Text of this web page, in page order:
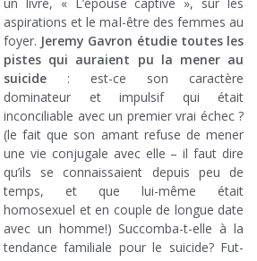
aspirations et le mal-être des femmes au
foyer. Jeremy Gavron étudie toutes les
pistes qui auraient pu la mener au
suicide : est-ce son caractère
dominateur et impulsif qui était
inconciliable avec un premier vrai échec ?
(le fait que son amant refuse de mener
une vie conjugale avec elle – il faut dire
qu’ils se connaissaient depuis peu de
temps, et que lui-même était
homosexuel et en couple de longue date
avec un homme!) Succomba-t-elle à la
tendance familiale pour le suicide? Fut-